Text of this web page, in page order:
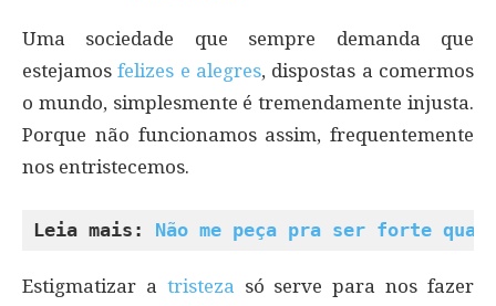
Uma sociedade que sempre demanda que
estejamosfelizes e alegres, dispostas a comermos
o mundo, simplesmente é tremendamente injusta.
Porque não funcionamos assim, frequentemente
nos entristecemos.
Leia mais: Não me peça pra ser forte
Estigmatizar a tristeza só serve para nos fazer